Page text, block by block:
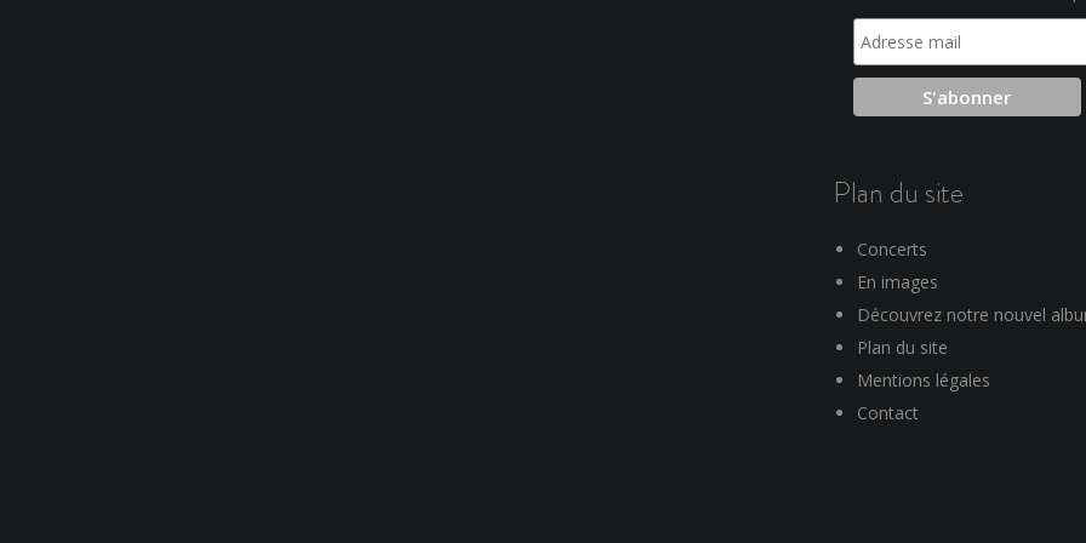
Plan du site
Concerts
En images
Découvrez notre nouvel
Plan du site
Mentions légales
Contact